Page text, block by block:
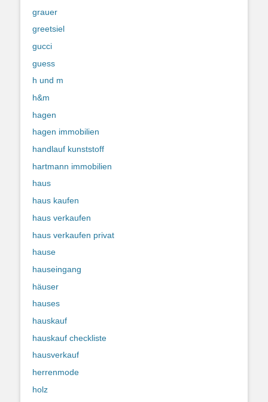
grauer
greetsiel
gucci
guess
h und m
h&m
hagen
hagen immobilien
handlauf kunststoff
hartmann immobilien
haus
haus kaufen
haus verkaufen
haus verkaufen privat
hause
hauseingang
häuser
hauses
hauskauf
hauskauf checkliste
hausverkauf
herrenmode
holz